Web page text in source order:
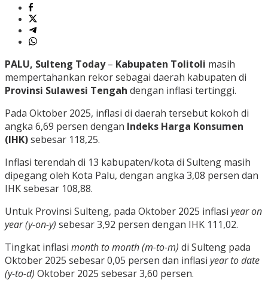
PALU, Sulteng Today– Kabupaten Tolitoli masih
mempertahankan rekor sebagai daerah kabupaten di
Provinsi Sulawesi Tengah dengan inflasi tertinggi.
Pada Oktober 2025, inflasi di daerah tersebut kokoh di
angka 6,69 persen dengan Indeks Harga Konsumen
(IHK)sebesar 118,25.
Inflasi terendah di 13 kabupaten/kota di Sulteng masih
dipegang oleh Kota Palu, dengan angka 3,08 persen dan
IHK sebesar 108,88.
Untuk Provinsi Sulteng, pada Oktober 2025 inflasi year on
year (y-on-y) sebesar 3,92 persen dengan IHK 111,02.
Tingkat inflasi month to month (m-to-m) di Sulteng pada
Oktober 2025 sebesar 0,05 persen dan inflasi year to date
(y-to-d) Oktober 2025 sebesar 3,60 persen.